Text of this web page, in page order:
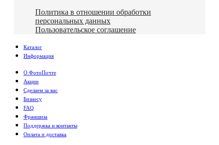
Политика в отношении обработки
персональных данных
Пользовательское соглашение
Каталог
Информация
О ФотоПочте
Акции
Сделаем за вас
Бизнесу
FAQ
Франшиза
Поддержка и контакты
Оплата и доставка